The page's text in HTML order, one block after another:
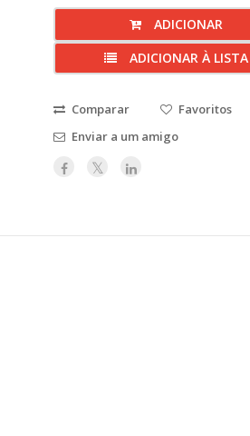
ADICIONAR
ADICIONAR À LISTA
Comparar
Favoritos
Enviar a um amigo